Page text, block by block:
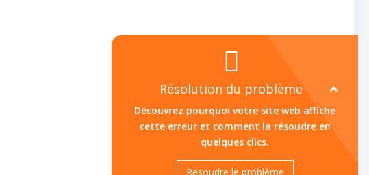
Résolution du problème
Découvrez pourquoi votre site web affiche
cette erreur et comment la résoudre en
quelques clics.
Resoudre le problème